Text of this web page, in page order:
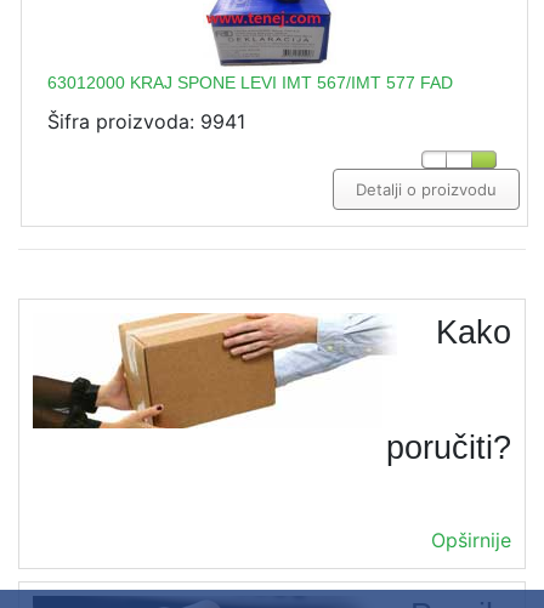
63012000 KRAJ SPONE LEVI IMT 567/IMT 577 FAD
Šifra proizvoda: 9941
Detalji o proizvodu
Kako
poručiti?
Opširnije